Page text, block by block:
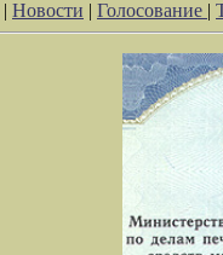
| Новости | Голосование |